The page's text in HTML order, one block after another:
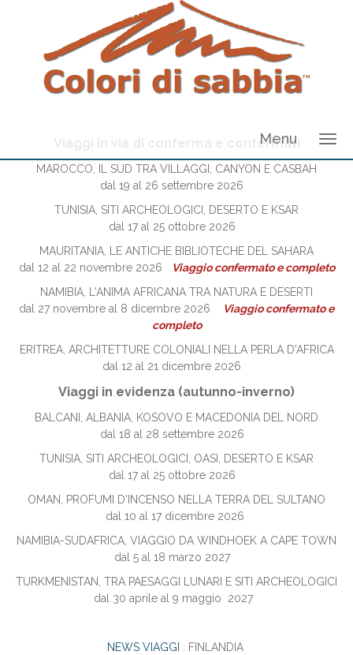
Menu
Viaggi in via di conferma e confermati
MAROCCO, IL SUD TRA VILLAGGI, CANYON E CASBAH
dal 19 al 26 settembre 2026
TUNISIA, SITI ARCHEOLOGICI, DESERTO E KSAR
dal 17 al 25 ottobre 2026
MAURITANIA, LE ANTICHE BIBLIOTECHE DEL SAHARA
dal 12 al 22 novembre 2026
Viaggio confermato e completo
NAMIBIA, L'ANIMA AFRICANA TRA NATURA E DESERTI
dal 27 novembre al 8 dicembre 2026
Viaggio confermato e
completo
ERITREA, ARCHITETTURE COLONIALI NELLA PERLA D'AFRICA
dal 12 al 21 dicembre 2026
Viaggi in evidenza (autunno-inverno)
BALCANI, ALBANIA, KOSOVO E MACEDONIA DEL NORD
dal 18 al 28 settembre 2026
TUNISIA, SITI ARCHEOLOGICI, OASI, DESERTO E KSAR
dal 17 al 25 ottobre 2026
OMAN, PROFUMI D'INCENSO NELLA TERRA DEL SULTANO
dal 10 al 17 dicembre 2026
NAMIBIA-SUDAFRICA, VIAGGIO DA WINDHOEK A CAPE TOWN
dal 5 al 18 marzo 2027
TURKMENISTAN, TRA PAESAGGI LUNARI E SITI ARCHEOLOGICI
dal 30 aprile al 9 maggio 2027
NEWS VIAGGI : FINLANDIA